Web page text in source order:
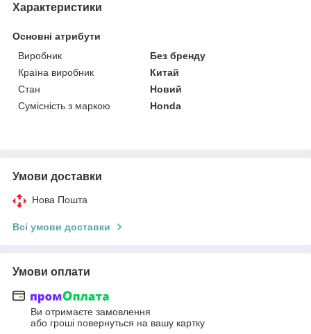
Характеристики
Основні атрибути
Виробник
Без бренду
Країна виробник
Китай
Стан
Новий
Сумісність з маркою
Honda
Умови доставки
Нова Пошта
Всі умови доставки
Умови оплати
Ви отримаєте замовлення
або гроші повернуться на вашу картку